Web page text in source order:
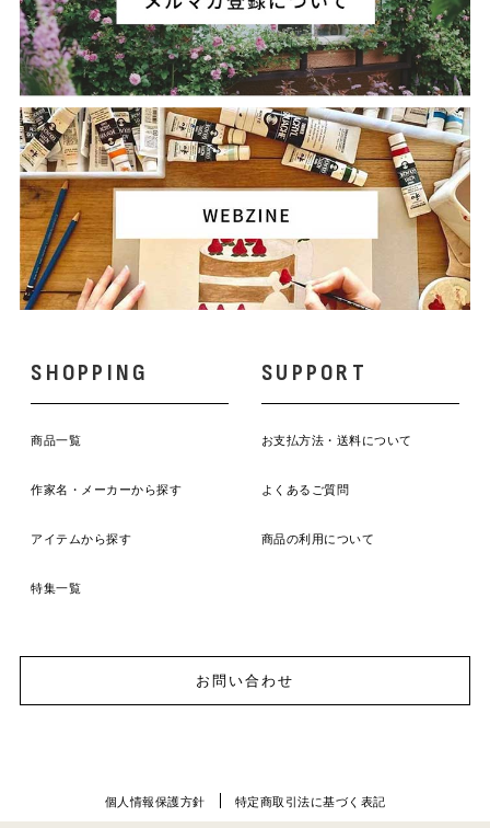
SHOPPING
商品一覧
作家名・メーカーから探す
アイテムから探す
特集一覧
SUPPORT
お支払方法・送料について
よくあるご質問
商品の利用について
お問い合わせ
個人情報保護方針 特定商取引法に基づく表記